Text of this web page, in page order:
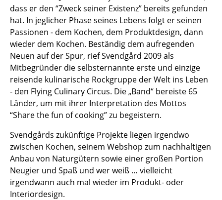
Stehleuchten & Leseleuchten
Bodenleuchten
Wandleuchten
Outdoor-Leuchten
Akkuleuchten
... alle Leuchten
Betten
Doppelbetten
Einzelbetten
Stapelbetten
dass er den “Zweck seiner Existenz” bereits gefunden
hat. In jeglicher Phase seines Lebens folgt er seinen
Passionen - dem Kochen, dem Produktdesign, dann
wieder dem Kochen. Beständig dem aufregenden
Neuen auf der Spur, rief Svendgård 2009 als
Mitbegründer die selbsternannte erste und einzige
reisende kulinarische Rockgruppe der Welt ins Leben
- den Flying Culinary Circus. Die „Band“ bereiste 65
Länder, um mit ihrer Interpretation des Mottos
“Share the fun of cooking” zu begeistern.
Svendgårds zukünftige Projekte liegen irgendwo
zwischen Kochen, seinem Webshop zum nachhaltigen
Anbau von Naturgütern sowie einer großen Portion
Neugier und Spaß und wer weiß … vielleicht
irgendwann auch mal wieder im Produkt- oder
Interiordesign.